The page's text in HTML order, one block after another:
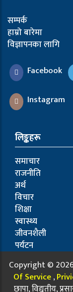
सम्पर्क
हाम्रो बारेमा
विज्ञापनका लागि
Facebook
Instagram
लिङ्कहरू
समाचार
राजनीति
अर्थ
विचार
शिक्षा
स्वास्थ्य
जीवनशैली
पर्यटन
Copyright ©
Of Service,
छापा, विद्युतीय,